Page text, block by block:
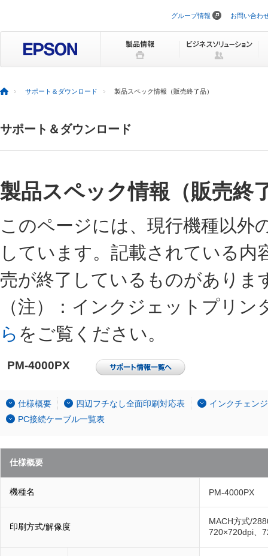
ビ
ョ
を
ス
グループ情報 お問い合わ
サポート＆ダウンロード 製品スペック情報（販売終了品）
サポート＆ダウンロード
製品スペック情報（販売終
このページには、現行機種以外
しています。記載されている内
売が終了しているものがありま
（注）：インクジェットプリ
ら をご覧ください。
PM-4000PX
仕様概要 四辺フチなし全面印刷対応表
インクチェン
PC接続ケーブル一覧表
仕様概要
機種名 PM-4000PX
印刷方式/解像度
MACH方式/
720×720dpi、